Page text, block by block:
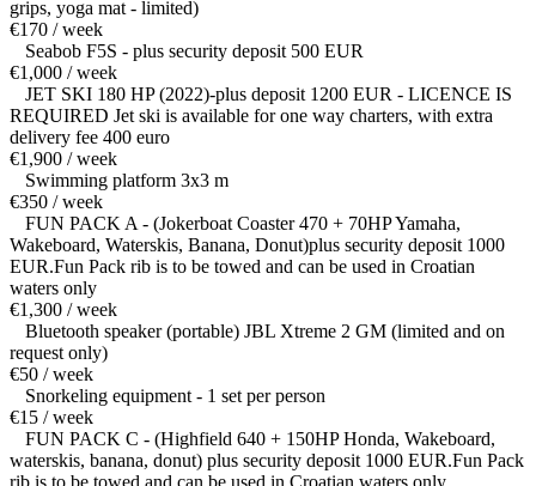
grips, yoga mat - limited)
€170 / week
Seabob F5S - plus security deposit 500 EUR
€1,000 / week
JET SKI 180 HP (2022)-plus deposit 1200 EUR - LICENCE IS
REQUIRED Jet ski is available for one way charters, with extra
delivery fee 400 euro
€1,900 / week
Swimming platform 3x3 m
€350 / week
FUN PACK A - (Jokerboat Coaster 470 + 70HP Yamaha,
Wakeboard, Waterskis, Banana, Donut)plus security deposit 1000
EUR.Fun Pack rib is to be towed and can be used in Croatian
waters only
€1,300 / week
Bluetooth speaker (portable) JBL Xtreme 2 GM (limited and on
request only)
€50 / week
Snorkeling equipment - 1 set per person
€15 / week
FUN PACK C - (Highfield 640 + 150HP Honda, Wakeboard,
waterskis, banana, donut) plus security deposit 1000 EUR.Fun Pack